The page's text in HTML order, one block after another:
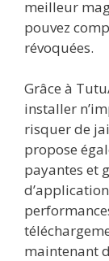
meilleur
pouvez
révoquées.
Grâce à
installer
risquer de
propose
payantes et
maintenant